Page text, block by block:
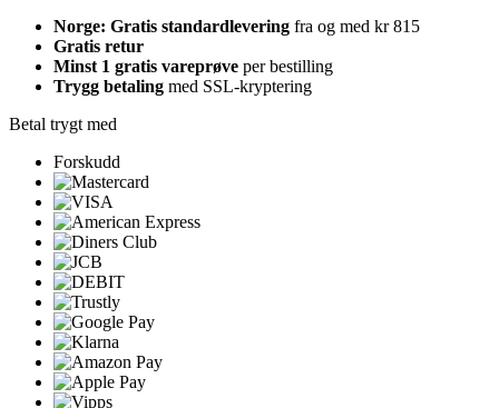
Norge: Gratis standardlevering fra og med kr 815
Gratis retur
Minst 1 gratis vareprøve per bestilling
Trygg betaling med SSL-kryptering
Betal trygt med
Forskudd